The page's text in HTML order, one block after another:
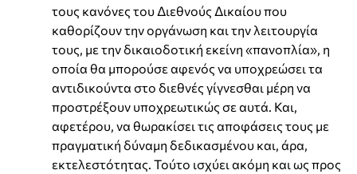
τους κανόνες του Διεθνούς Δικαίου που
καθορίζουν την οργάνωση και την λειτουργία
τους, με την δικαιοδοτική εκείνη «πανοπλία», η
οποία θα μπορούσε αφενός να υποχρεώσει τα
αντιδικούντα στο διεθνές γίγνεσθαι μέρη να
προστρέξουν υποχρεωτικώς σε αυτά. Και,
αφετέρου, να θωρακίσει τις αποφάσεις τους με
πραγματική δύναμη δεδικασμένου και, άρα,
εκτελεστότητας. Τούτο ισχύει ακόμη και ως προς